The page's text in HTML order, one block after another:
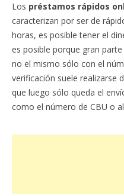
Los préstamos rápidos
caracterizan por ser de
horas, es posible tener el
es posible porque gran
no el mismo sólo con el
verificación suele realizarse
que luego sólo queda el
como el número de CBU o